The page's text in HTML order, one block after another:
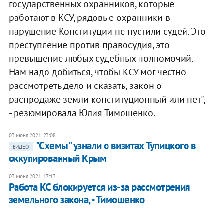
государственных охранников, которые
работают в КСУ, рядовые охранники в
нарушение Конституции не пустили судей. Это
преступление против правосудия, это
превышение любых судебных полномочий.
Нам надо добиться, чтобы КСУ мог честно
рассмотреть дело и сказать, закон о
распродаже земли конституционный или нет",
- резюмировала Юлия Тимошенко.
03 июня 2021, 23:08
ВИДЕО
"Схемы" узнали о визитах Тупицкого в
оккупированный Крым
03 июня 2021, 17:13
Работа КС блокируется из-за рассмотрения
земельного закона, - Тимошенко